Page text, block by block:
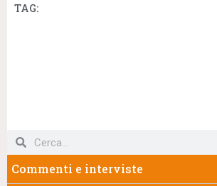
TAG:
Commenti e interviste